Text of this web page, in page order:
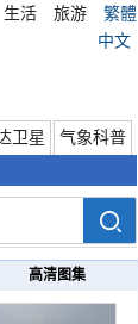
生活 旅游
繁體
中文
卫星
气象科普
高清图集